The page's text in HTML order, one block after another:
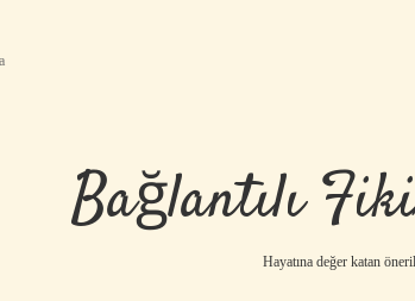
Bağlantılı
Hayatına değer katan